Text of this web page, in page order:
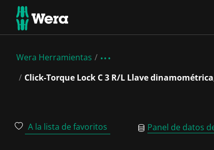
Wera Herramientas
Click-Torque Lock C 3 R/L Llave
A la lista de favoritos Panel de datos